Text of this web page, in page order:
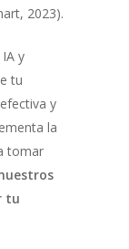
2023).
y
tu
y
la
tomar
tu